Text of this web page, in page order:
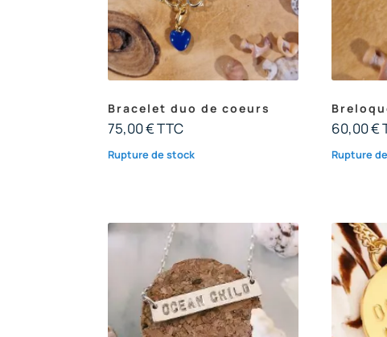
Bracelet duo de coeurs
75,00€TTC
Rupture de stock
60,00€
Rupture